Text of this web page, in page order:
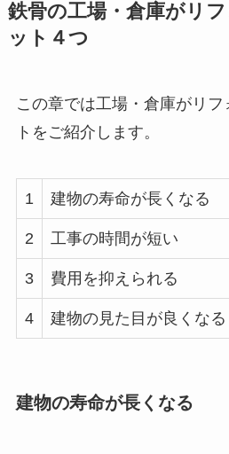
鉄骨の工場・倉庫がリ
ット４つ
この章では工場・倉庫がリ
トをご紹介します。
1 建物の寿命が長くなる
2 工事の時間が短い
3 費用を抑えられる
4 建物の見た目が良くなる
建物の寿命が長くなる